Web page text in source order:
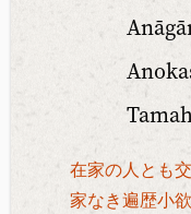
在家の人とも
家なき遍歴小